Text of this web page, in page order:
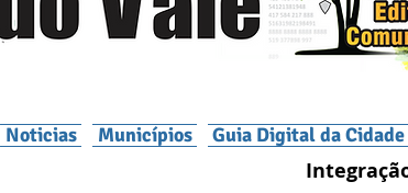
Noticias Municípios Guia Digital da Cidade